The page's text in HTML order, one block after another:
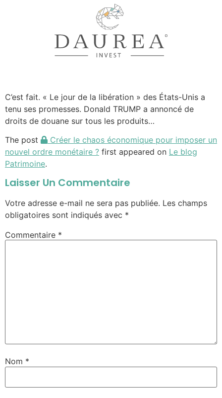
C’est fait. « Le jour de la libération » des États-Unis a
tenu ses promesses. Donald TRUMP a annoncé de
droits de douane sur tous les produits…
The post
Créer le chaos économique pour imposer un
nouvel ordre monétaire ? first appeared on Le blog
Patrimoine.
Laisser Un Commentaire
Votre adresse e-mail ne sera pas publiée. Les champs
obligatoires sont indiqués avec *
Commentaire *
Nom *